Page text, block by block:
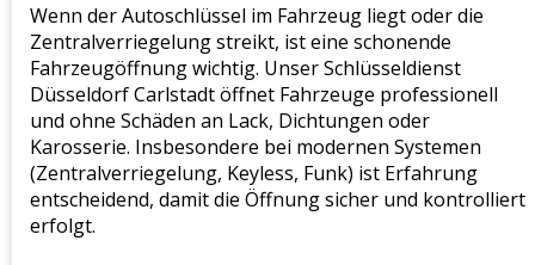
Wenn der Autoschlüssel im Fahrzeug liegt oder die
Zentralverriegelung streikt, ist eine schonende
Fahrzeugöffnung wichtig. Unser Schlüsseldienst
Düsseldorf Carlstadt öffnet Fahrzeuge professionell
und ohne Schäden an Lack, Dichtungen oder
Karosserie. Insbesondere bei modernen Systemen
(Zentralverriegelung, Keyless, Funk) ist Erfahrung
entscheidend, damit die Öffnung sicher und kontrolliert
erfolgt.